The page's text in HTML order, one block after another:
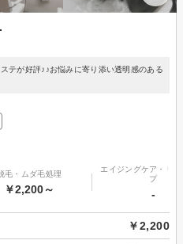
テが好評♪♪お悩みに寄り添い透明感のある
毛・ムダ毛処理
￥2,200～
エイジングケア・リ
プ
-
￥2,200